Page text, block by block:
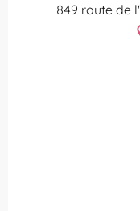
849 route de